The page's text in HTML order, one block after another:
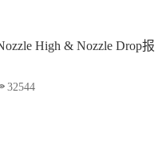
High & Nozzle Drop报
32544